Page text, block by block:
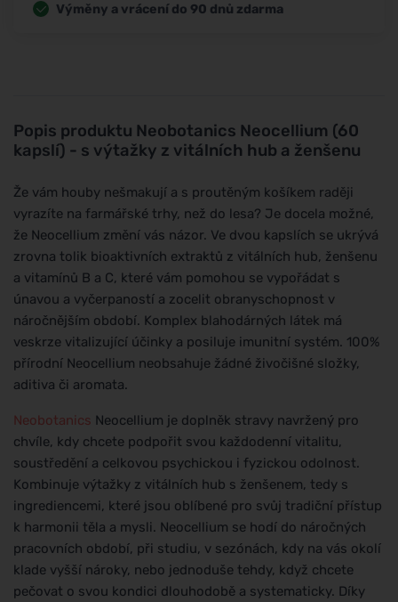
Popis produktu Neobotanics Neocellium (60
kapslí) - s výtažky z vitálních hub a ženšenu
Že vám houby nešmakují a s proutěným košíkem raději
vyrazíte na farmářské trhy, než do lesa? Je docela možné,
že Neocellium změní vás názor. Ve dvou kapslích se ukrývá
zrovna tolik bioaktivních extraktů z vitálních hub, ženšenu
a vitamínů B a C, které vám pomohou se vypořádat s
únavou a vyčerpaností a zocelit obranyschopnost v
náročnějším období. Komplex blahodárných látek má
veskrze vitalizující účinky a posiluje imunitní systém. 100%
přírodní Neocellium neobsahuje žádné živočišné složky,
aditiva či aromata.
Neobotanics Neocellium je doplněk stravy navržený pro
chvíle, kdy chcete podpořit svou každodenní vitalitu,
soustředění a celkovou psychickou i fyzickou odolnost.
Kombinuje výtažky z vitálních hub s ženšenem, tedy s
ingrediencemi, které jsou oblíbené pro svůj tradiční přístup
k harmonii těla a mysli. Neocellium se hodí do náročných
pracovních období, při studiu, v sezónách, kdy na vás okolí
klade vyšší nároky, nebo jednoduše tehdy, když chcete
pečovat o svou kondici dlouhodobě a systematicky. Díky
Výměny a vrácení do 90 dnů zdarma